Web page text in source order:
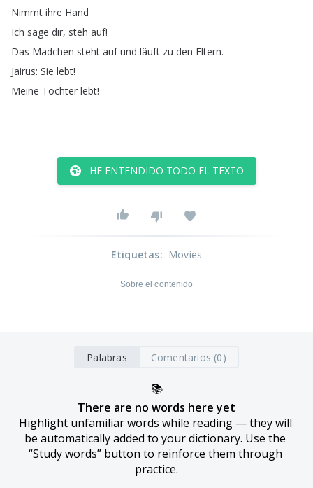
Nimmt ihre Hand
Ich sage dir, steh auf!
Das Mädchen steht auf und läuft zu den Eltern.
Jairus: Sie lebt!
Meine Tochter lebt!
HE ENTENDIDO TODO EL TEXTO
Etiquetas: Movies
Sobre el contenido
Palabras Comentarios (0)
📚
There are no words here yet
Highlight unfamiliar words while reading — they will
be automatically added to your dictionary. Use the
“Study words” button to reinforce them through
practice.